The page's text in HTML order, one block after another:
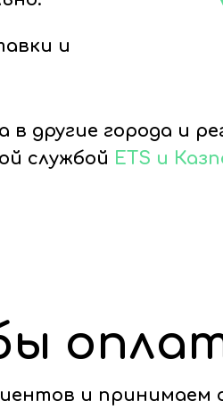
и
в другие города и
службой ETS и
и принимаем